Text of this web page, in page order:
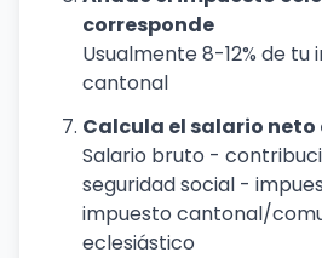
corresponde
Usualmente 8-12% de tu
cantonal
Calcula el salario neto
Salario bruto -
seguridad social -
impuesto cantonal/
eclesiástico